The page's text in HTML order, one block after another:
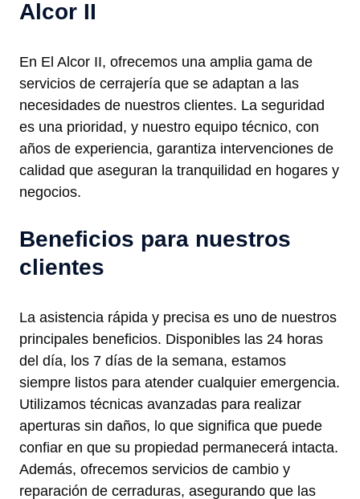
Alcor II
En El Alcor II, ofrecemos una amplia gama de
servicios de cerrajería que se adaptan a las
necesidades de nuestros clientes. La seguridad
es una prioridad, y nuestro equipo técnico, con
años de experiencia, garantiza intervenciones de
calidad que aseguran la tranquilidad en hogares y
negocios.
Beneficios para nuestros
clientes
La asistencia rápida y precisa es uno de nuestros
principales beneficios. Disponibles las 24 horas
del día, los 7 días de la semana, estamos
siempre listos para atender cualquier emergencia.
Utilizamos técnicas avanzadas para realizar
aperturas sin daños, lo que significa que puede
confiar en que su propiedad permanecerá intacta.
Además, ofrecemos servicios de cambio y
reparación de cerraduras, asegurando que las